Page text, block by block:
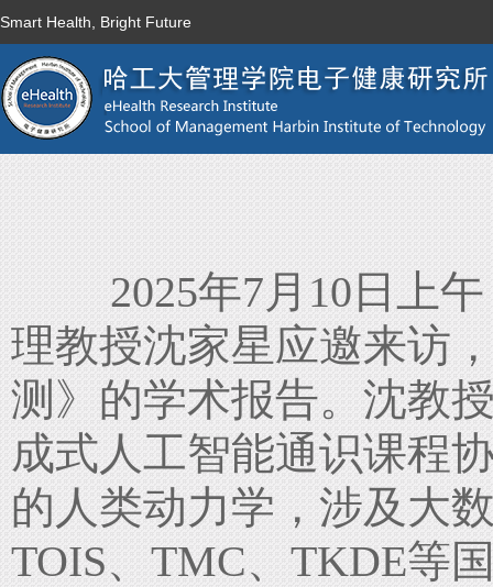
Smart Health, Bright Future
2025年7月 10 日上
理教授沈家星应邀来访
测》的学术报告。沈教
成式人工智能通识课程
的人类动力学，涉及大
TOIS、 TMC、 TKDE等